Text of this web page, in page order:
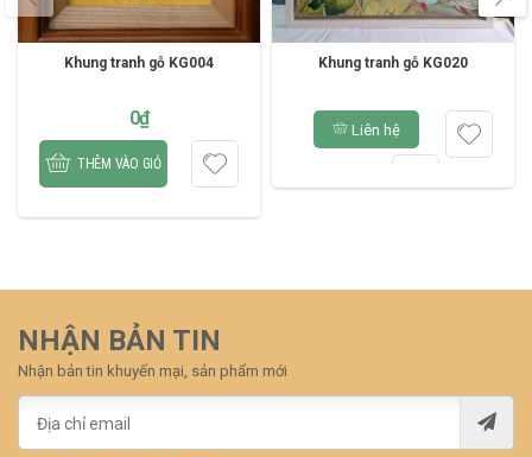
Khung tranh gỗ KG004
0₫
THÊM VÀO GIỎ
Khung tranh gỗ KG020
Liên hệ
NHẬN BẢN TIN
Nhận bản tin khuyến mại, sản phẩm mới